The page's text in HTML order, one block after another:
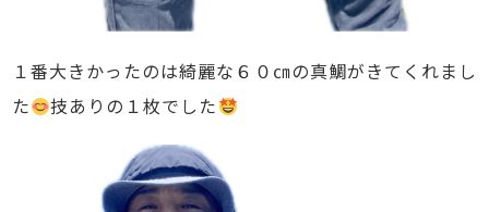
１番大きかったのは綺麗な６０㎝の真鯛がきてくれまし
た
技ありの１枚でした